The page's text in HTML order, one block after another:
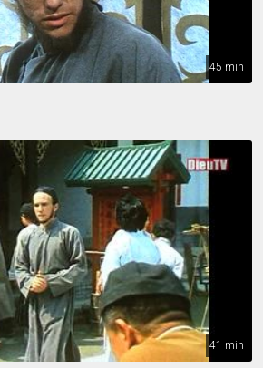
45 min
41 min